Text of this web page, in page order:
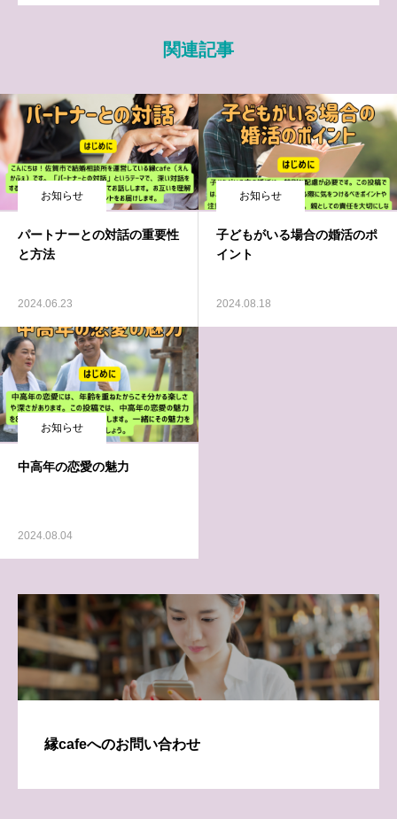
関連記事
お知らせ
パートナーとの対話の重要性
と方法
2024.06.23
お知らせ
子どもがいる場合の婚活のポ
イント
2024.08.18
お知らせ
中高年の恋愛の魅力
2024.08.04
縁cafeへのお問い合わせ